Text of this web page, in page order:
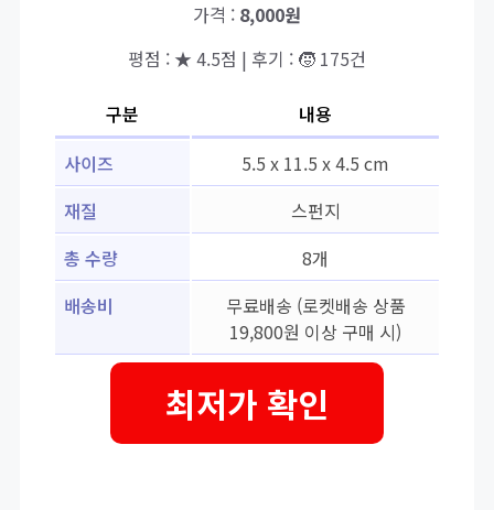
가격 : 8,000원
평점 : ★ 4.5점 | 후기 : 🧒 175건
구분
내용
사이즈
5.5 x 11.5 x 4.5 cm
재질
스펀지
총 수량
8개
배송비
무료배송 (로켓배송 상품
19,800원 이상 구매 시)
최저가 확인